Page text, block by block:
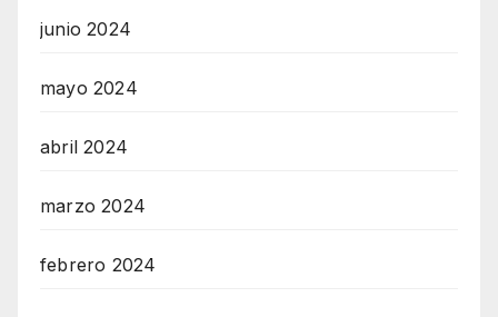
junio 2024
mayo 2024
abril 2024
marzo 2024
febrero 2024